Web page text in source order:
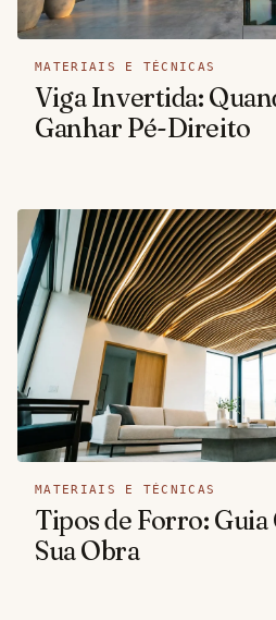
MATERIAIS E TÉCNICAS
Viga Invertida:
Ganhar Pé-Direito
MATERIAIS E TÉCNICAS
Tipos de Forro:
Sua Obra